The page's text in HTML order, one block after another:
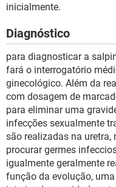
inicialmente.
Diagnóstico
para diagnosticar a
fará o interrogatório
ginecológico. Além da
com dosagem de
para eliminar uma
infecções sexualmente
são realizadas na uretra,
procurar germes
igualmente geralmente
função da evolução,